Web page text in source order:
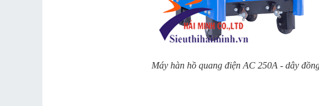
Máy hàn hồ quang điện AC 250A - dây